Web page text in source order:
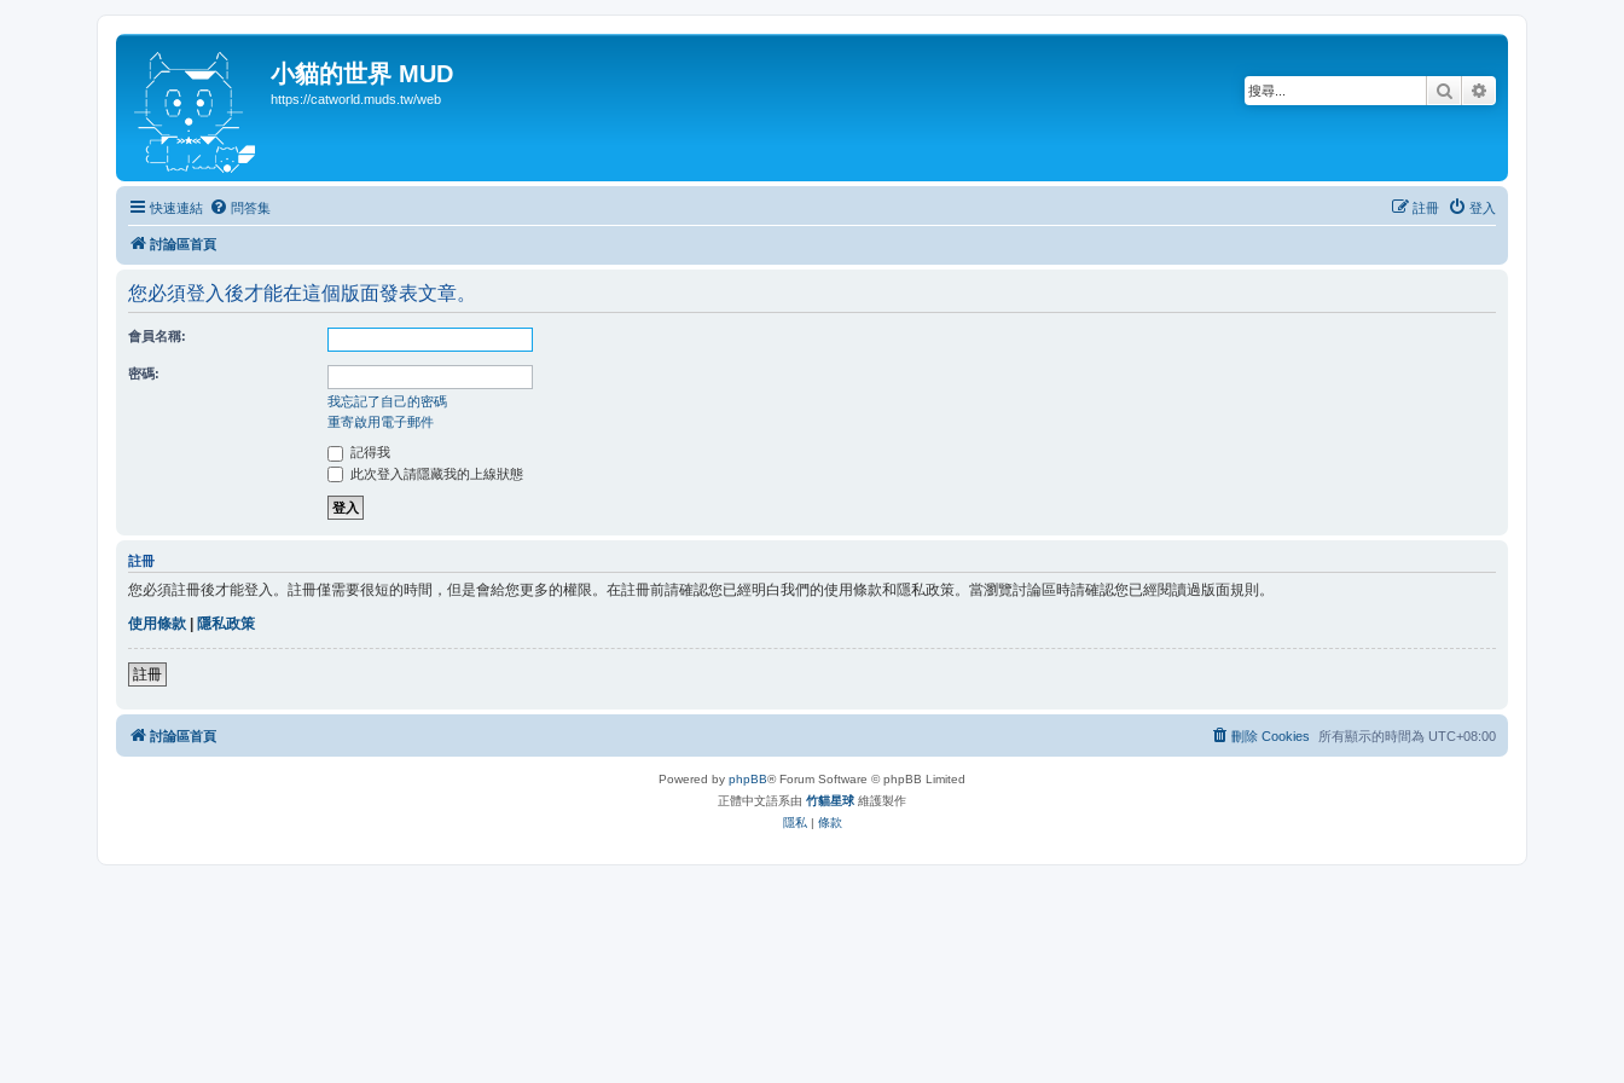
小貓的世界 MUD
https://catworld.muds.tw/web 搜尋
快速連結 問答集 登入
註冊
討論區首頁
您必須登入後才能在這個版面發表文章。
會員名稱:
密碼:
我忘記了自己的密碼
重寄啟用電子郵件
記得我
此次登入請隱藏我的上線狀態
註冊
您必須註冊後才能登入。註冊僅需要很短的時間，但是會給您更多的權限。在註冊前請確認您已經明白我們的使用條款和隱私政策。當瀏覽討論區時請確認您已經閱讀過版面規則。
使用條款 | 隱私政策
註冊
討論區首頁 所有顯示的時間為 UTC+08:00
刪除 Cookies
Powered by phpBB® Forum Software © phpBB Limited
正體中文語系由 竹貓星球 維護製作
隱私 | 條款